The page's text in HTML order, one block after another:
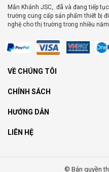
Mẫn Khánh JSC,. đã và đang tiếp
trường cung cấp sản phẩm thiết bị
nghệ cho thị trường trong nhiều
VỀ CHÚNG TÔI
CHÍNH SÁCH
HƯỚNG DẪN
LIÊN HỆ
© Bản quyền